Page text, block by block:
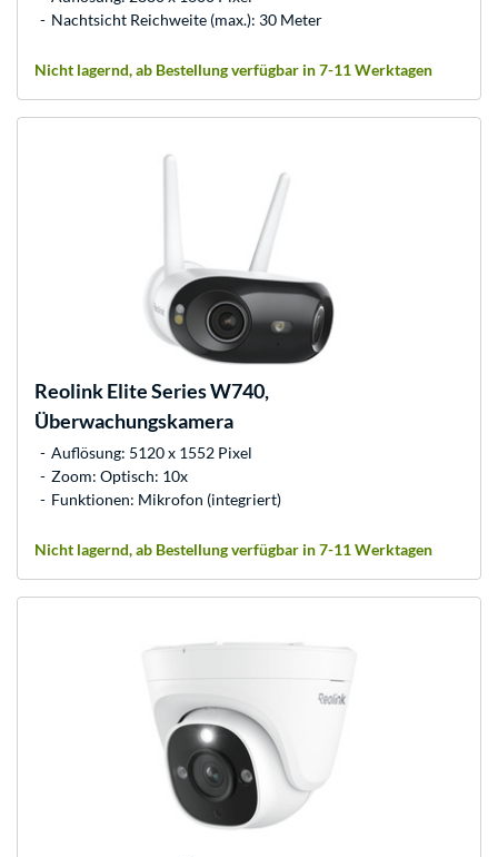
Nachtsicht Reichweite (max.): 30 Meter
Nicht lagernd, ab Bestellung verfügbar in 7-11 Werktagen
ReolinkElite Series W740,
Überwachungskamera
Auflösung: 5120 x 1552 Pixel
Zoom: Optisch: 10x
Funktionen: Mikrofon (integriert)
Nicht lagernd, ab Bestellung verfügbar in 7-11 Werktagen